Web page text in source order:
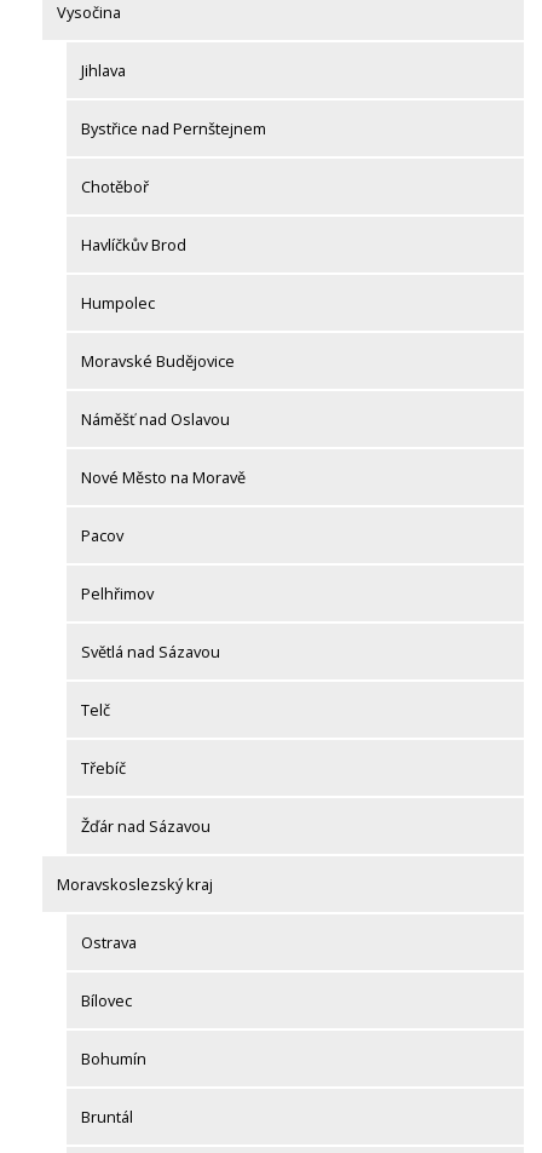
Vysočina
Jihlava
Bystřice nad Pernštejnem
Chotěboř
Havlíčkův Brod
Humpolec
Moravské Budějovice
Náměšť nad Oslavou
Nové Město na Moravě
Pacov
Pelhřimov
Světlá nad Sázavou
Telč
Třebíč
Žďár nad Sázavou
Moravskoslezský kraj
Ostrava
Bílovec
Bohumín
Bruntál